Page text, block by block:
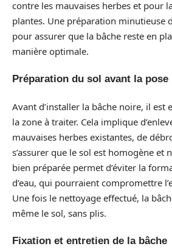
contre les mauvaises herbes et pour
plantes. Une préparation minutieuse
pour assurer que la bâche reste en
manière optimale.
Préparation du sol avant la pose
Avant d’installer la bâche noire, il est
la zone à traiter. Cela implique
mauvaises herbes existantes, de
s’assurer que le sol est homogène et
bien préparée permet d’éviter la
d’eau, qui pourraient compromettre
Une fois le nettoyage effectué, la
même le sol, sans plis.
Fixation et entretien de la bâche